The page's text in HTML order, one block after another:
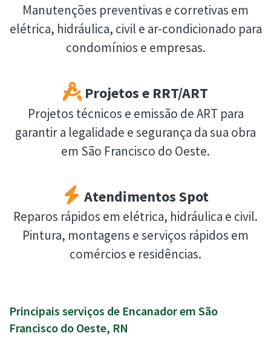
Manutenções preventivas e corretivas em
elétrica, hidráulica, civil e ar-condicionado para
condomínios e empresas.
Projetos e RRT/ART
Projetos técnicos e emissão de ART para
garantir a legalidade e segurança da sua obra
em São Francisco do Oeste.
Atendimentos Spot
Reparos rápidos em elétrica, hidráulica e civil.
Pintura, montagens e serviços rápidos em
comércios e residências.
Principais serviços de Encanador em São
Francisco do Oeste, RN